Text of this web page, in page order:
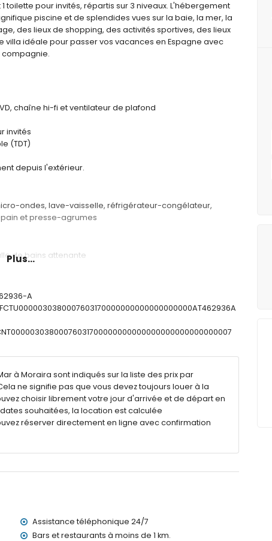
toilette pour invités, répartis sur 3 niveaux. L'hébergement
piscine et de splendides vues sur la baie, la mer, la
des lieux de shopping, des activités sportives, des lieux
villa idéale pour passer vos vacances en Espagne avec
compagnie.
chaîne hi-fi et ventilateur de plafond
invités
(TDT)
depuis l'extérieur.
ondes, lave-vaisselle, réfrigérateur-congélateur,
et presse-agrumes
de bains attenante
la villa
de la villa)
(> 100 kilomètres)
enfants
Plus...
A
à Moraira sont indiqués sur la liste des prix par
ne signifie pas que vous devez toujours louer à la
choisir librement votre jour d'arrivée et de départ en
souhaitées, la location est calculée
réserver directement en ligne avec confirmation
Assistance téléphonique 24/7
Bars et restaurants à moins de 1 km.